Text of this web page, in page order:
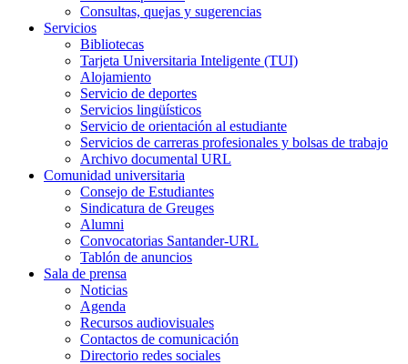
Consultas, quejas y sugerencias
Servicios
Bibliotecas
Tarjeta Universitaria Inteligente (TUI)
Alojamiento
Servicio de deportes
Servicios lingüísticos
Servicio de orientación al estudiante
Servicios de carreras profesionales y bolsas de trabajo
Archivo documental URL
Comunidad universitaria
Consejo de Estudiantes
Sindicatura de Greuges
Alumni
Convocatorias Santander-URL
Tablón de anuncios
Sala de prensa
Noticias
Agenda
Recursos audiovisuales
Contactos de comunicación
Directorio redes sociales